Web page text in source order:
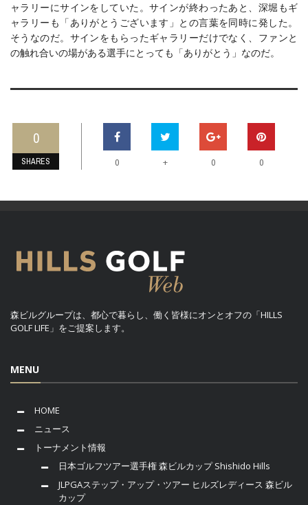
ャラリーにサインをしていた。サインが終わったあと、深堀もギ
ャラリーも「ありがとうございます」との言葉を同時に発した。
そうなのだ。サインをもらったギャラリーだけでなく、ファンと
の触れ合いの場がある選手にとっても「ありがとう」なのだ。
0
SHARES 0 + 0 0
森ビルグループは、都心で暮らし、働く皆様にオンとオフの「HILLS
GOLF LIFE」をご提案します。
MENU
HOME
ニュース
トーナメント情報
日本ゴルフツアー選手権 森ビルカップ Shishido Hills
JLPGAステップ・アップ・ツアー ヒルズレディース 森ビル
カップ